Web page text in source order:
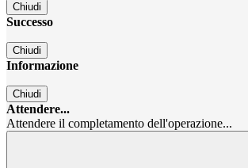
Chiudi
Successo
Chiudi
Informazione
Chiudi
Attendere...
Attendere il completamento dell'operazione...